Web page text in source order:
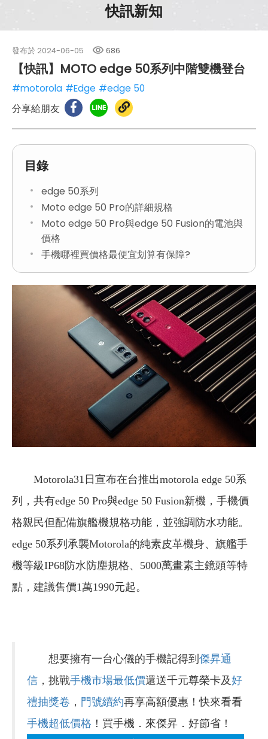
快訊新知
發布於 2024-06-05 686
【快訊】MOTO edge 50系列中階雙機登台
#motorola #Edge #edge 50
分享給朋友
目錄
edge 50系列
Moto edge 50 Pro的詳細規格
Moto edge 50 Pro與edge 50 Fusion的電池與
價格
手機哪裡買價格最便宜划算有保障?
Motorola31日宣布在台推出motorola edge 50系
列，共有edge 50 Pro與edge 50 Fusion新機，手機價
格親民但配備旗艦機規格功能，並強調防水功能。
edge 50系列承襲Motorola的純素皮革機身、旗艦手
機等級IP68防水防塵規格、5000萬畫素主鏡頭等特
點，建議售價1萬1990元起。
想要擁有一台心儀的手機記得到 傑昇通
信 ，挑戰手機市場最低價還送千元尊榮卡及好
禮抽獎卷 ， 門號續約再享高額優惠！快來看看
手機超低價格 ！買手機．來傑昇．好節省！